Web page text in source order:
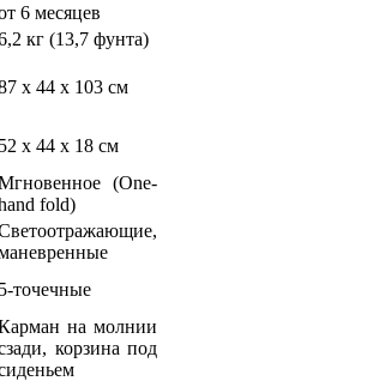
6 месяцев
кг (13,7 фунта)
x 44 x 103 см
52 x 44 x 18 см
(One-
fold)
5-точечные
на молнии
корзина под